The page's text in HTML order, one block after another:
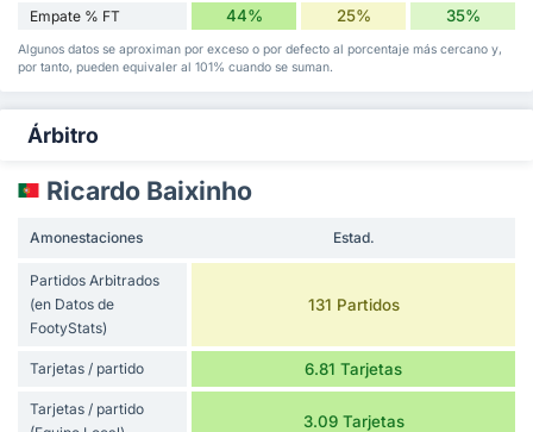
Empate % FT 44% 25% 35%
Algunos datos se aproximan por exceso o por defecto al porcentaje más cercano y,
por tanto, pueden equivaler al 101% cuando se suman.
Árbitro
Ricardo Baixinho
Amonestaciones Estad.
Partidos Arbitrados
(en Datos de
FootyStats)
131 Partidos
Tarjetas / partido 6.81 Tarjetas
Tarjetas / partido
3.09 Tarjetas